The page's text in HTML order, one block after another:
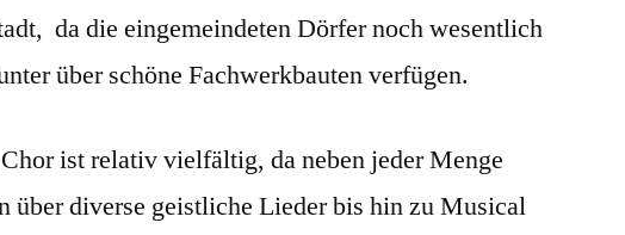
da die eingemeindeten Dörfer noch wesentlich
über schöne Fachwerkbauten verfügen.
ist relativ vielfältig, da neben jeder Menge
über diverse geistliche Lieder bis hin zu Musical